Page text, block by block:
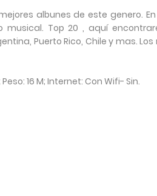
albunes de este genero.
Top 20 , aquí
Puerto Rico, Chile y mas.
Peso: 16 M; Internet: Con Wifi- Sin.